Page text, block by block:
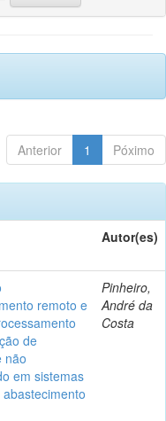
Anterior 1 Póximo
Autor(es)
remoto e
de
não
em sistemas
Pinheiro,
André da
Costa